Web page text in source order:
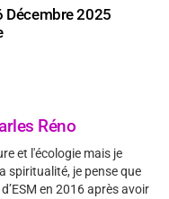
Décembre 2025
Réno
et l'écologie mais je
spiritualité, je pense que
en 2016 après avoir